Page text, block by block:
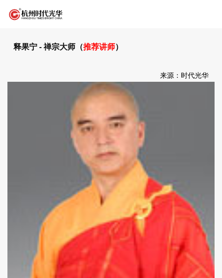
释果宁 - 禅宗大师（推荐讲师）
来源：时代光华